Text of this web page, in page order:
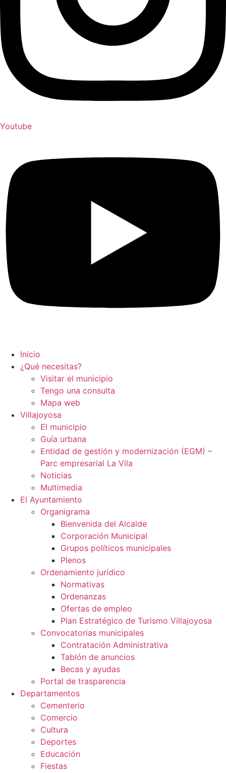
Youtube
Inicio
¿Qué necesitas?
Visitar el municipio
Tengo una consulta
Mapa web
Villajoyosa
El municipio
Guía urbana
Entidad de gestión y modernización (EGM) –
Parc empresarial La Vila
Noticias
Multimedia
El Ayuntamiento
Organigrama
Bienvenida del Alcalde
Corporación Municipal
Grupos políticos municipales
Plenos
Ordenamiento jurídico
Normativas
Ordenanzas
Ofertas de empleo
Plan Estratégico de Turismo Villajoyosa
Convocatorias municipales
Contratación Administrativa
Tablón de anuncios
Becas y ayudas
Portal de trasparencia
Departamentos
Cementerio
Comercio
Cultura
Deportes
Educación
Fiestas